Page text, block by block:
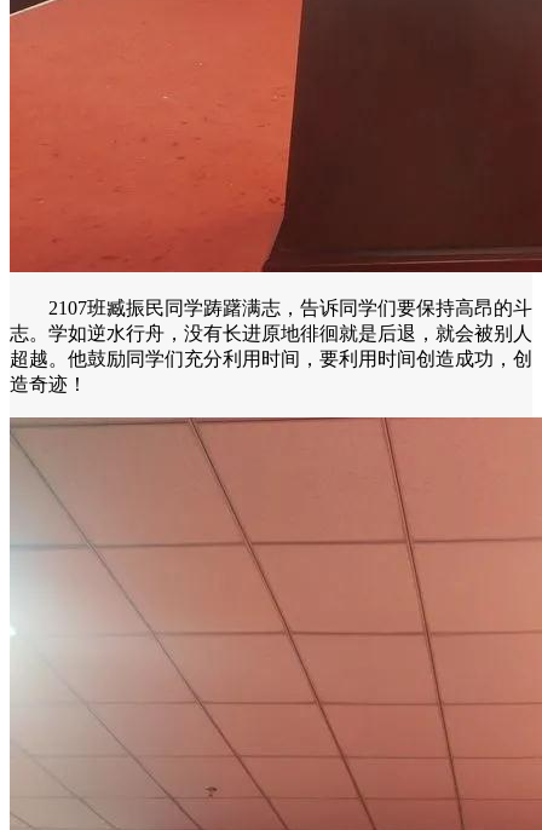
2107班臧振民同学踌躇满志，告诉同学们要保持高昂的斗
志。学如逆水行舟，没有长进原地徘徊就是后退，就会被别人
超越。他鼓励同学们充分利用时间，要利用时间创造成功，创
造奇迹！